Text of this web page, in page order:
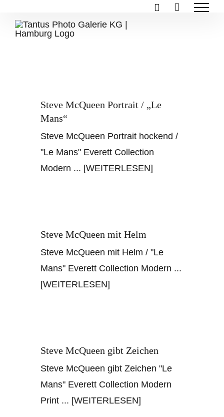
Inhalt
springen
Steve McQueen Portrait / „Le
Mans“
Steve McQueen Portrait hockend /
"Le Mans" Everett Collection
Modern ... [WEITERLESEN]
Steve McQueen mit Helm
Steve McQueen mit Helm / "Le
Mans" Everett Collection Modern ...
[WEITERLESEN]
Steve McQueen gibt Zeichen
Steve McQueen gibt Zeichen "Le
Mans" Everett Collection Modern
Print ... [WEITERLESEN]